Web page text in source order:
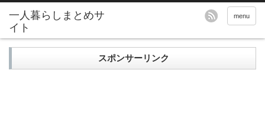
menu
スポンサーリンク